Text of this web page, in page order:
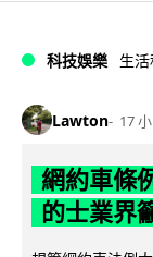
科技娛樂 生
Lawton 17
網約車條
的士業界